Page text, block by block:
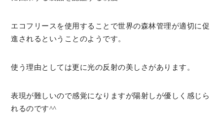
エコフリースを使用することで世界の森林管理が適切に促
進されるということのようです。
使う理由としては更に光の反射の美しさがあります。
表現が難しいので感覚になりますが陽射しが優しく感じら
れるのです^^